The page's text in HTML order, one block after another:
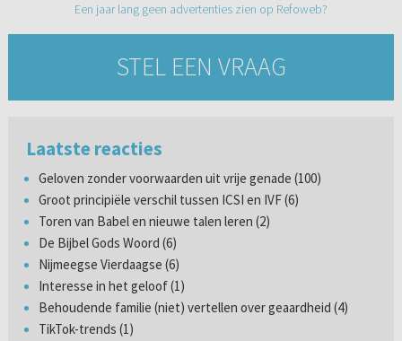
Een jaar lang geen advertenties zien op Refoweb?
STEL EEN VRAAG
Laatste reacties
Geloven zonder voorwaarden uit vrije genade (100)
Groot principiële verschil tussen ICSI en IVF (6)
Toren van Babel en nieuwe talen leren (2)
De Bijbel Gods Woord (6)
Nijmeegse Vierdaagse (6)
Interesse in het geloof (1)
Behoudende familie (niet) vertellen over geaardheid (4)
TikTok-trends (1)